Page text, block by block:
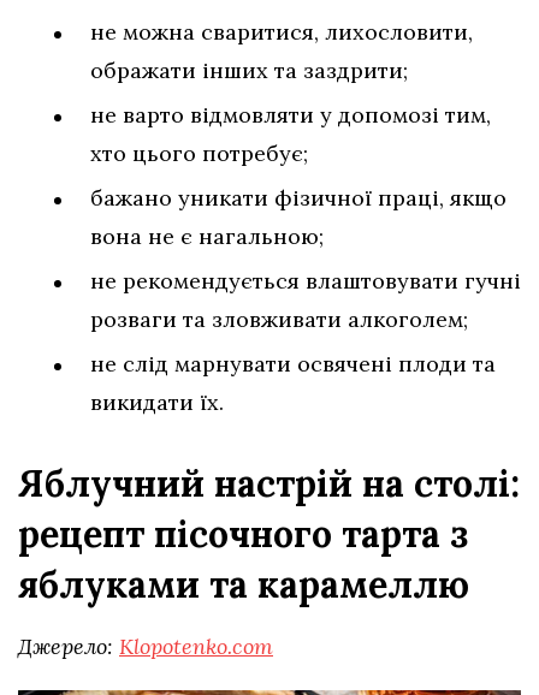
не можна сваритися, лихословити,
ображати інших та заздрити;
не варто відмовляти у допомозі тим,
хто цього потребує;
бажано уникати фізичної праці, якщо
вона не є нагальною;
не рекомендується влаштовувати гучні
розваги та зловживати алкоголем;
не слід марнувати освячені плоди та
викидати їх.
Яблучний настрій на столі:
рецепт пісочного тарта з
яблуками та карамеллю
Джерело: Klopotenko.com